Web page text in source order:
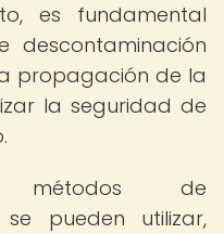
es fundamental
propagación de la
la seguridad de
métodos de
pueden utilizar,